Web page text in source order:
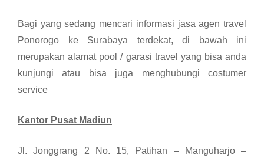
Bagi yang sedang mencari informasi jasa agen travel
Ponorogo ke Surabaya terdekat, di bawah ini
merupakan alamat pool / garasi travel yang bisa anda
kunjungi atau bisa juga menghubungi costumer
service
Kantor Pusat Madiun
Jl. Jonggrang 2 No. 15, Patihan – Manguharjo –